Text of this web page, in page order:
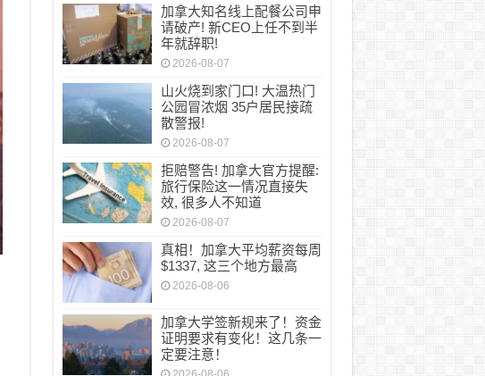
加拿大知名线上配餐公司申
请破产! 新CEO上任不到半
年就辞职!
2026-08-07
山火烧到家门口! 大温热门
公园冒浓烟 35户居民接疏
散警报!
2026-08-07
拒赔警告! 加拿大官方提醒:
旅行保险这一情况直接失
效, 很多人不知道
2026-08-07
真相！加拿大平均薪资每周
$1337, 这三个地方最高
2026-08-06
加拿大学签新规来了！资金
证明要求有变化！这几条一
定要注意！